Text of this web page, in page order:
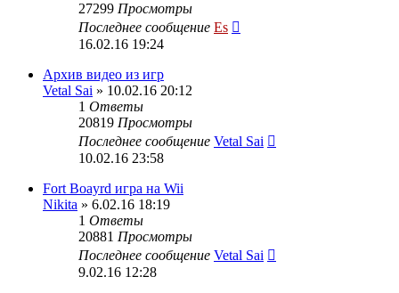
27299 Просмотры
Последнее сообщение Es
16.02.16 19:24
Архив видео из игр
Vetal Sai » 10.02.16 20:12
1 Ответы
20819 Просмотры
Последнее сообщение Vetal Sai
10.02.16 23:58
Fort Boayrd игра на Wii
Nikita » 6.02.16 18:19
1 Ответы
20881 Просмотры
Последнее сообщение Vetal Sai
9.02.16 12:28